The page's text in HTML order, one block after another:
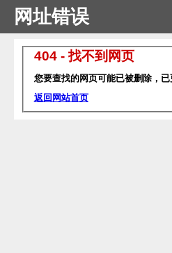
网址错误
404 - 找不到网页
您要查找的网页可能已被删除，已
返回网站首页